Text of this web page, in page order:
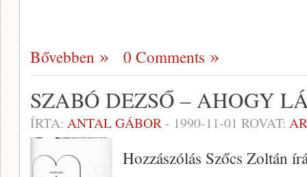
Bővebben 0 Comments
SZABÓ DEZSŐ – AHOGY
ÍRTA: ANTAL GÁBOR- 1990-11-01 ROVAT:
Hozzászólás Szőcs Zoltán